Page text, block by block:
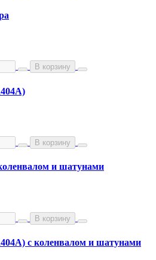
В корзину
В корзину
и шатунами
В корзину
с коленвалом и шатунами